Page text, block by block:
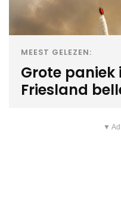
MEEST GELEZEN:
Grote paniek
Friesland
▼ Ad